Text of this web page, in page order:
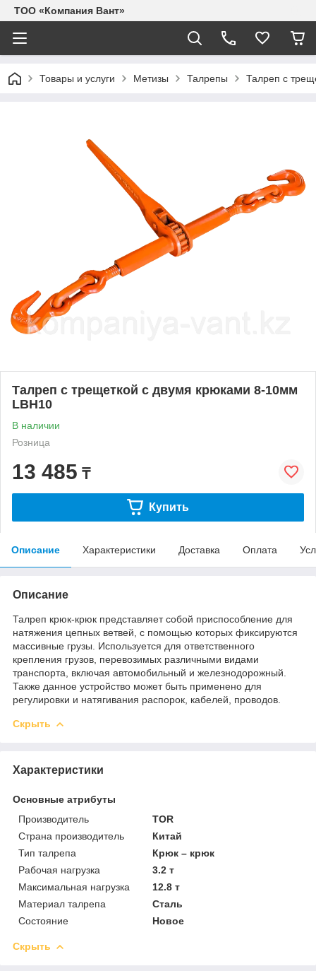
ТОО «Компания Вант»
Товары и услуги Метизы Талрепы Талреп с
Талреп с трещеткой с двумя крюками 8-10мм
LBH10
В наличии
Розница
13 485 ₸
Купить
Описание Характеристики Доставка Оплата
Описание
Талреп крюк-крюк представляет собой приспособление для
натяжения цепных ветвей, с помощью которых фиксируются
массивные грузы. Используется для ответственного
крепления грузов, перевозимых различными видами
транспорта, включая автомобильный и железнодорожный.
Также данное устройство может быть применено для
регулировки и натягивания распорок, кабелей, проводов.
Скрыть
Характеристики
Основные атрибуты
Производитель
TOR
Страна производитель
Китай
Тип талрепа
Крюк – крюк
Рабочая нагрузка
3.2 т
Максимальная нагрузка
12.8 т
Материал талрепа
Сталь
Состояние
Новое
Скрыть